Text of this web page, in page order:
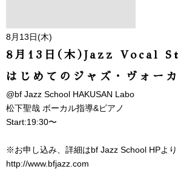
8月13日(木)
8月13日(木)Jazz Vocal
はじめてのジャズ・ヴォー
@bf Jazz School HAKUSAN Labo
松下聖哉 ボーカル指導&ピアノ
Start:19:30〜
※お申し込み、詳細はbf Jazz School HPより
http://www.bfjazz.com